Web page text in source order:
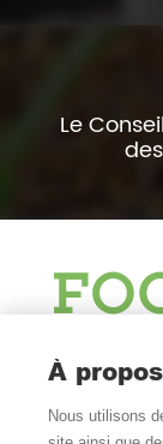
Le
Le Blog
Actualité et
À
Nous utilisons